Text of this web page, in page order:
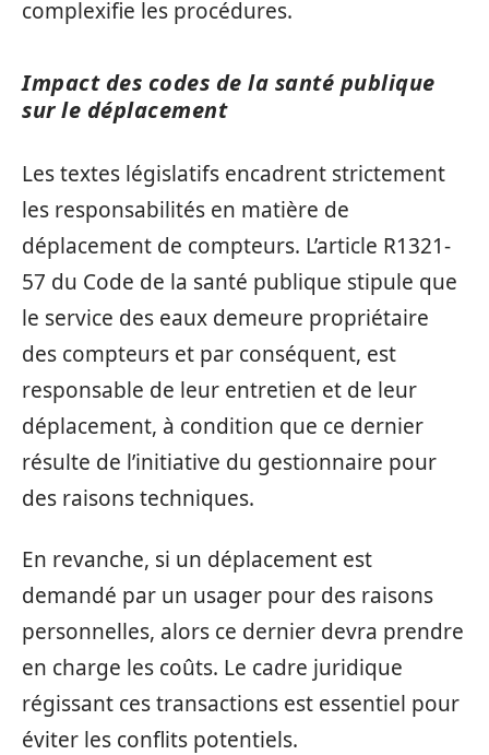
complexifie les procédures.
Impact des codes de la santé publique
sur le déplacement
Les textes législatifs encadrent strictement
les responsabilités en matière de
déplacement de compteurs. L’article R1321-
57 du Code de la santé publique stipule que
le service des eaux demeure propriétaire
des compteurs et par conséquent, est
responsable de leur entretien et de leur
déplacement, à condition que ce dernier
résulte de l’initiative du gestionnaire pour
des raisons techniques.
En revanche, si un déplacement est
demandé par un usager pour des raisons
personnelles, alors ce dernier devra prendre
en charge les coûts. Le cadre juridique
régissant ces transactions est essentiel pour
éviter les conflits potentiels.